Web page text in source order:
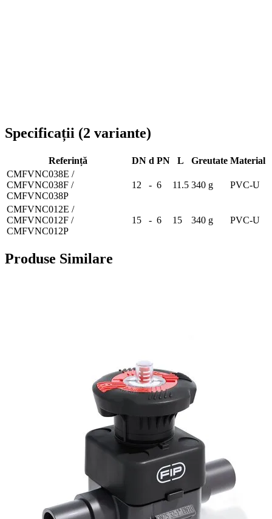
Specificații (2 variante)
Referință DN d PN L Greutate Material
CMFVNC038E /
CMFVNC038F /
CMFVNC038P
12 - 6 11.5 340 g PVC-U
CMFVNC012E /
CMFVNC012F /
CMFVNC012P
15 - 6 15 340 g PVC-U
Produse Similare